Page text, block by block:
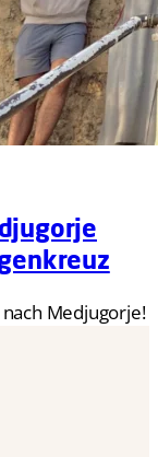
Medjugorje!